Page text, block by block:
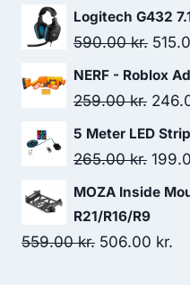
price
was:
Logitech G432
590.00kr.
price
was:
NERF - Roblox
259.00kr.
price
was:
5 Meter LED
265.00kr.
price
MOZA Inside
R21/R16/R9
559.00kr. Original
506.00 kr.